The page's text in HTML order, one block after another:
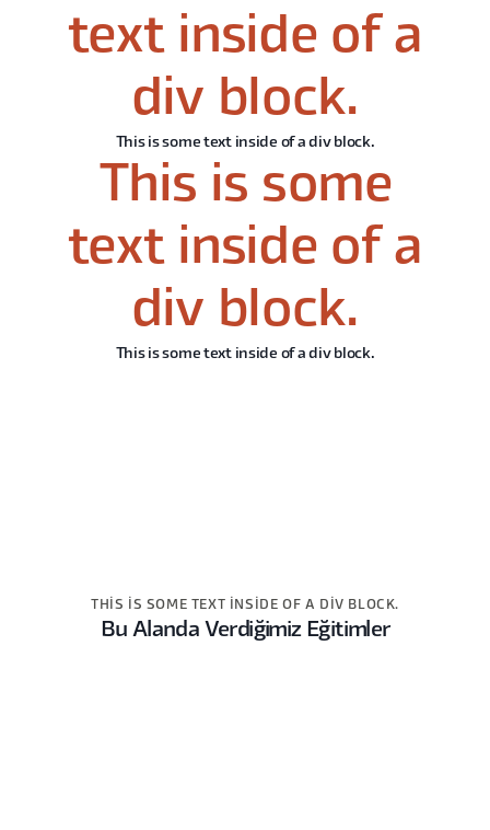
text inside of a
div block.
This is some text inside of a div block.
This is some
text inside of a
div block.
This is some text inside of a div block.
THIS IS SOME TEXT INSIDE OF A DIV BLOCK.
Bu Alanda Verdiğimiz Eğitimler